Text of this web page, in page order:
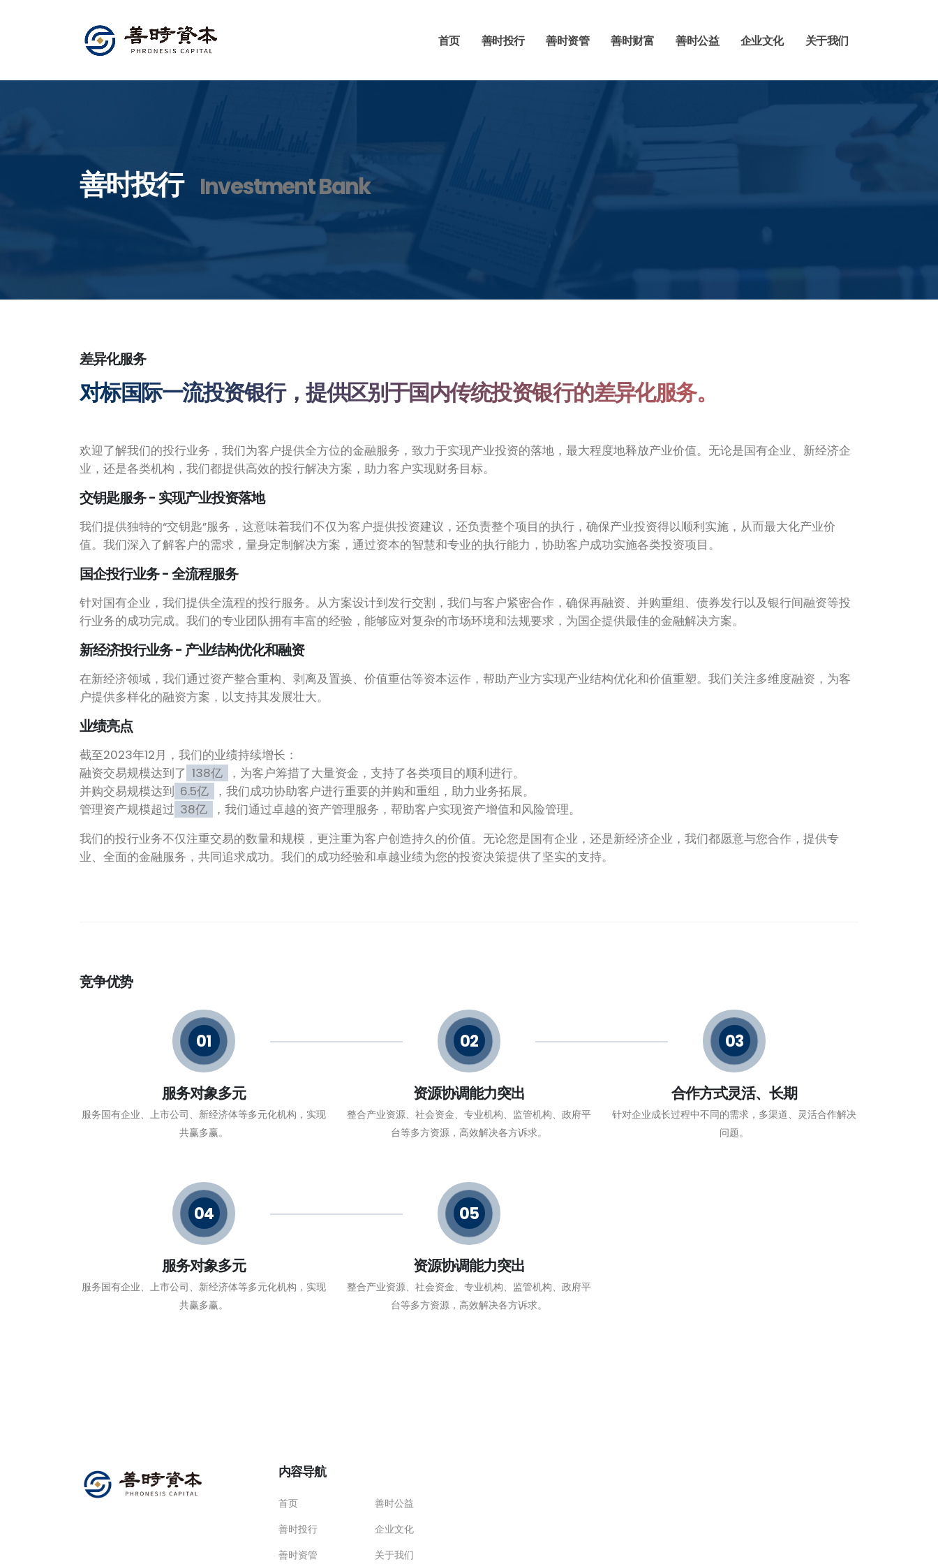
首页 善时投行 善时资管 善时财富 善时公益 企业文化 关于我们
善时投行 Investment Bank
差异化服务
对标国际一流投资银行，提供区别于国内传统投资银行的差异化服务。
欢迎了解我们的投行业务，我们为客户提供全方位的金融服务，致力于实现产业投资的落地，最大程度地释放产业价值。无论是国有企业、新经济企
业，还是各类机构，我们都提供高效的投行解决方案，助力客户实现财务目标。
交钥匙服务 - 实现产业投资落地
我们提供独特的“交钥匙”服务，这意味着我们不仅为客户提供投资建议，还负责整个项目的执行，确保产业投资得以顺利实施，从而最大化产业价
值。我们深入了解客户的需求，量身定制解决方案，通过资本的智慧和专业的执行能力，协助客户成功实施各类投资项目。
国企投行业务 - 全流程服务
针对国有企业，我们提供全流程的投行服务。从方案设计到发行交割，我们与客户紧密合作，确保再融资、并购重组、债券发行以及银行间融资等投
行业务的成功完成。我们的专业团队拥有丰富的经验，能够应对复杂的市场环境和法规要求，为国企提供最佳的金融解决方案。
新经济投行业务 - 产业结构优化和融资
在新经济领域，我们通过资产整合重构、剥离及置换、价值重估等资本运作，帮助产业方实现产业结构优化和价值重塑。我们关注多维度融资，为客
户提供多样化的融资方案，以支持其发展壮大。
业绩亮点
截至2023年12月，我们的业绩持续增长：
融资交易规模达到了 138亿
，为客户筹措了大量资金，支持了各类项目的顺利进行。
并购交易规模达到 6.5亿
，我们成功协助客户进行重要的并购和重组，助力业务拓展。
管理资产规模超过 38亿
，我们通过卓越的资产管理服务，帮助客户实现资产增值和风险管理。
我们的投行业务不仅注重交易的数量和规模，更注重为客户创造持久的价值。无论您是国有企业，还是新经济企业，我们都愿意与您合作，提供专
业、全面的金融服务，共同追求成功。我们的成功经验和卓越业绩为您的投资决策提供了坚实的支持。
竞争优势
01
服务对象多元
服务国有企业、上市公司、新经济体等多元化机构，实现
共赢多赢。
02
资源协调能力突出
整合产业资源、社会资金、专业机构、监管机构、政府平
台等多方资源，高效解决各方诉求。
03
合作方式灵活、长期
针对企业成长过程中不同的需求，多渠道、灵活合作解决
问题。
04
服务对象多元
服务国有企业、上市公司、新经济体等多元化机构，实现
共赢多赢。
05
资源协调能力突出
整合产业资源、社会资金、专业机构、监管机构、政府平
台等多方资源，高效解决各方诉求。
内容导航
首页
善时投行
善时资管
善时公益
企业文化
关于我们